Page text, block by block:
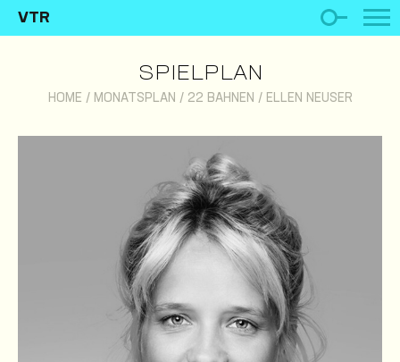
VTR
SPIELPLAN
HOME / MONATSPLAN / 22 BAHNEN / ELLEN NEUSER